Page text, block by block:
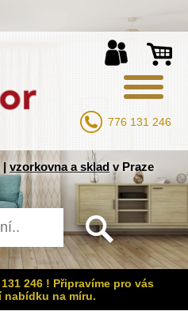
776 131 246
| vzorkovna a sklad v Praze
246 ! Připravíme pro vás
nabídku na míru.